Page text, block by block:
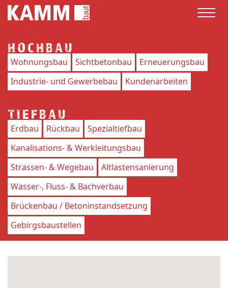
HOCHBAU
Wohnungsbau Sichtbetonbau
Erneuerungsbau
Industrie- und Gewerbebau
Kundenarbeiten
TIEFBAU
Erdbau Rückbau
Spezialtiefbau
Kanalisations- & Werkleitungsbau
Strassen- & Wegebau
Altlastensanierung
Wasser-, Fluss- & Bachverbau
Brückenbau / Betoninstandsetzung
Gebirgsbaustellen